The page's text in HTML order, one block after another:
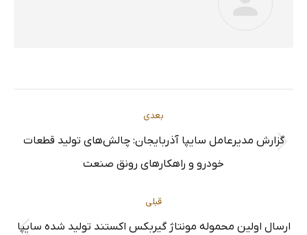
مطلب
قبلی
ارسال اولین محموله مونتاژ گیربکس اکستند تولید شده سایپا
بعدی
بعدی:
گزارش مدیرعامل سایپا آذربایجان: چالش‌های تولید قطعات
خودرو و راهکارهای رونق صنعت